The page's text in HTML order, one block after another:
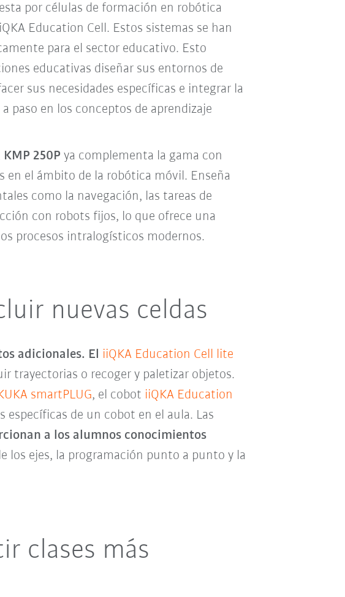
por células de formación en robótica
Education Cell. Estos sistemas se han
para el sector educativo. Esto
educativas diseñar sus entornos de
sus necesidades específicas e integrar la
paso en los conceptos de aprendizaje
KMP 250P ya complementa la gama con
en el ámbito de la robótica móvil. Enseña
como la navegación, las tareas de
con robots fijos, lo que ofrece una
procesos intralogísticos modernos.
nuevas celdas
adicionales. El iiQKA Education Cell lite
trayectorias o recoger y paletizar objetos.
smartPLUG, el cobot iiQKA Education
de un cobot en el aula. Las
a los alumnos conocimientos
los ejes, la programación punto a punto y la
clases más